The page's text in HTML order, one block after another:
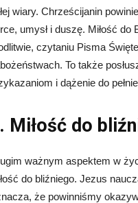
wiary. Chrześcijanin
umysł i duszę. Miłość do
czytaniu Pisma
To także
i dążenie do
Miłość do
ważnym aspektem w
do bliźniego. Jezus
że powinniśmy